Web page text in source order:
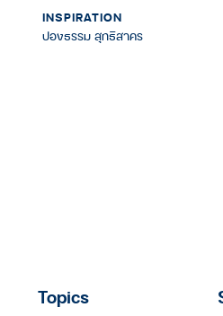
INSPIRATION
ปองธรรม สุทธิสาคร
Topics